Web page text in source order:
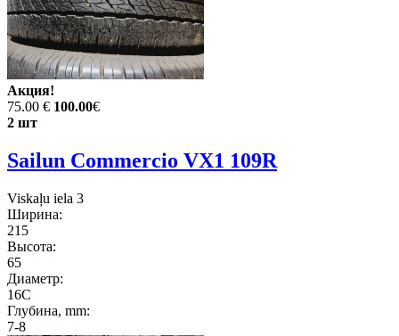
Акция!
75.00 € 100.00€
2 шт
Sailun Commercio VX1 109R
Viskaļu iela 3
Ширина:
215
Высота:
65
Диаметр:
16C
Глубина, mm:
7-8